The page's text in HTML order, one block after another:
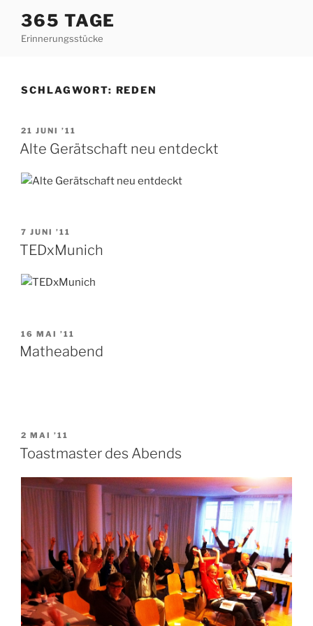
Inhalt
springen
365 TAGE
Erinnerungsstücke
SCHLAGWORT: REDEN
VERÖFFENTLICHT
AM
21 JUNI ’11
Alte Gerätschaft neu entdeckt
VERÖFFENTLICHT
AM
7 JUNI ’11
TEDxMunich
VERÖFFENTLICHT
AM
16 MAI ’11
Matheabend
VERÖFFENTLICHT
AM
2 MAI ’11
Toastmaster des Abends